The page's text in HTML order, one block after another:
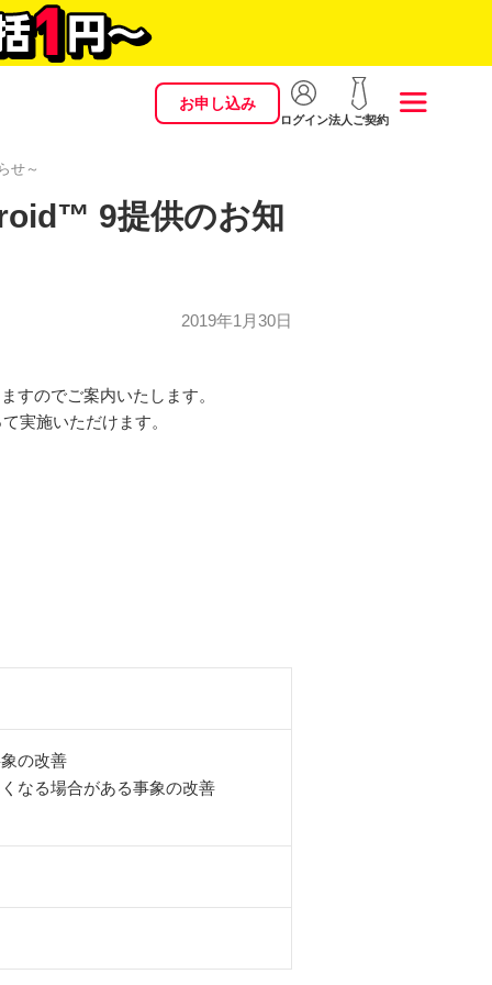
お申し込み
ログイン法人ご契約
せ～
9提供のお知
2019年1月30日
すのでご案内いたします。
実施いただけます。
の改善
なる場合がある事象の改善